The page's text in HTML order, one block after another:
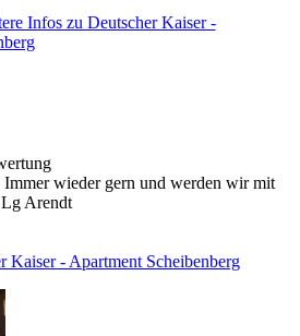
Infos zu Deutscher Kaiser -
Immer wieder gern und werden wir mit
Arendt
Kaiser - Apartment Scheibenberg